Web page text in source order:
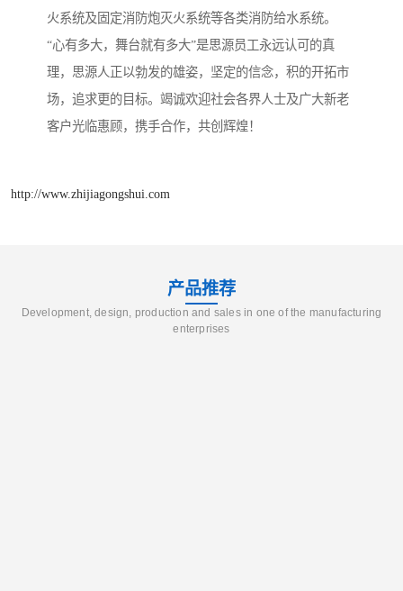
火系统及固定消防炮灭火系统等各类消防给水系统。
“心有多大，舞台就有多大”是思源员工永远认可的真
理，思源人正以勃发的雄姿，坚定的信念，积的开拓市
场，追求更的目标。竭诚欢迎社会各界人士及广大新老
客户光临惠顾，携手合作，共创辉煌！
http://www.zhijiagongshui.com
产品推荐
Development, design, production and sales in one of the manufacturing
enterprises